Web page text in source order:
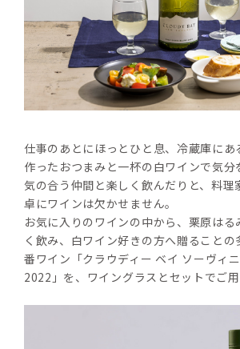
仕事のあとにほっとひと息、冷蔵庫にあ
作ったおつまみと一杯の白ワインで気分
気の合う仲間と楽しく飲んだりと、料理
卓にワインは欠かせません。
お気に入りのワインの中から、栗原はる
く飲み、白ワイン好きの方へ贈ることの
番ワイン「クラウディー ベイ ソーヴィ
2022」を、ワイングラスとセットでご用